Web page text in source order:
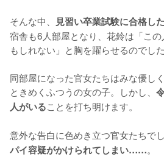
そんな中、 見習い卒業試験に合格し
宿舎も6人部屋となり、花鈴は「こ
もしれない」と胸を躍らせるのでした
同部屋になった官女たちはみな優し
ときめくふつうの女の子。しかし、
人がいることを打ち明けます。
意外な告白に色めき立つ官女たちでし
パイ容疑がかけられてしまい……。